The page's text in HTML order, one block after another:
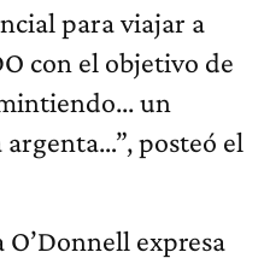
para viajar a
con el objetivo de
un
posteó el
expresa